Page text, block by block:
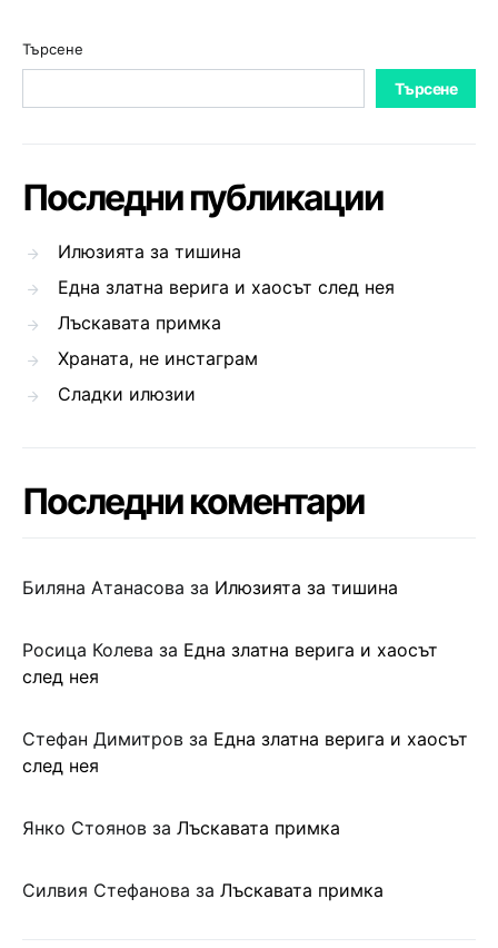
Търсене
Търсене
Последни публикации
Илюзията за тишина
Една златна верига и хаосът след нея
Лъскавата примка
Храната, не инстаграм
Сладки илюзии
Последни коментари
Биляна Атанасова за Илюзията за тишина
Росица Колева за Една златна верига и хаосът
след нея
Стефан Димитров за Една златна верига и хаосът
след нея
Янко Стоянов за Лъскавата примка
Силвия Стефанова за Лъскавата примка